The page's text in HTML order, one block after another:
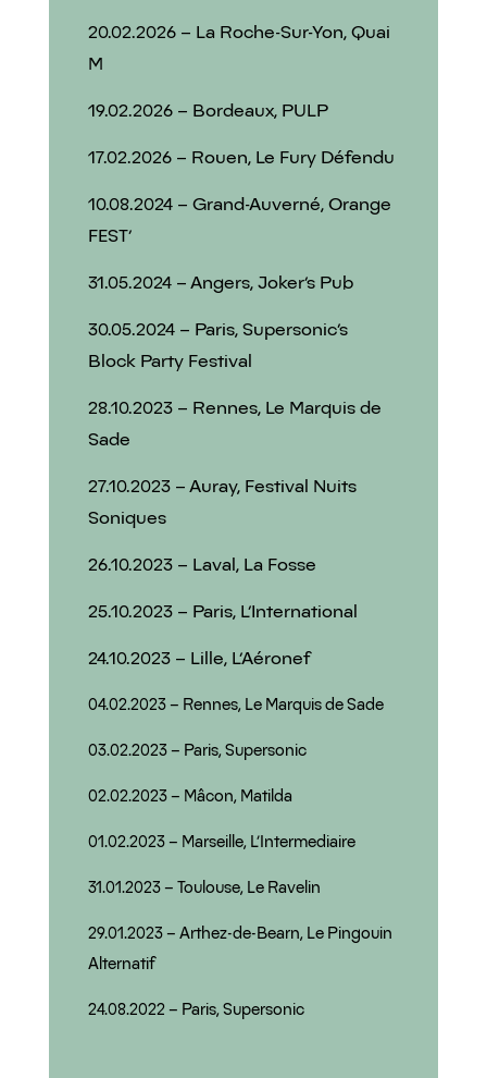
20.02.2026 – La Roche-Sur-Yon, Quai
M
19.02.2026 – Bordeaux, PULP
17.02.2026 – Rouen, Le Fury Défendu
10.08.2024 – Grand-Auverné, Orange
FEST’
31.05.2024 – Angers, Joker’s Pub
30.05.2024 – Paris, Supersonic’s
Block Party Festival
28.10.2023 – Rennes, Le Marquis de
Sade
27.10.2023 – Auray, Festival Nuits
Soniques
26.10.2023 – Laval, La Fosse
25.10.2023 – Paris, L’International
24.10.2023 – Lille, L’Aéronef
04.02.2023 – Rennes, Le Marquis de Sade
03.02.2023 – Paris, Supersonic
02.02.2023 – Mâcon, Matilda
01.02.2023 – Marseille, L’Intermediaire
31.01.2023 – Toulouse, Le Ravelin
29.01.2023 – Arthez-de-Bearn, Le Pingouin
Alternatif
24.08.2022 – Paris, Supersonic